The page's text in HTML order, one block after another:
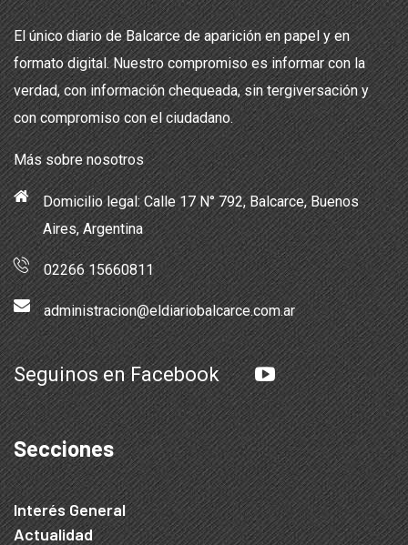
El único diario de Balcarce de aparición en papel y en
formato digital. Nuestro compromiso es informar con la
verdad, con información chequeada, sin tergiversación y
con compromiso con el ciudadano.
Más sobre nosotros
Domicilio legal: Calle 17 N° 792, Balcarce, Buenos
Aires, Argentina
02266 15660811
administracion@eldiariobalcarce.com.ar
Seguinos en Facebook
Secciones
Interés General
Actualidad